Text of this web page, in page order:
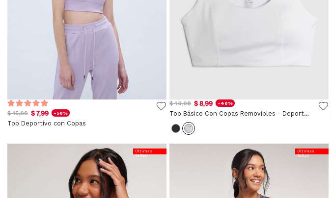
$ 15,99 $ 7,99 -50%
Top Deportivo con Copas
$ 14,98 $ 8,99 -40%
Top Básico Con Copas Removibles - Deportivo
Últimas
Tallas
Últimas
Tallas